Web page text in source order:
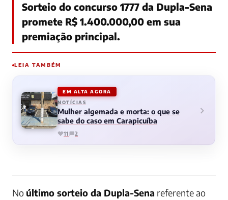
Sorteio do concurso 1777 da Dupla-Sena
promete R$ 1.400.000,00 em sua
premiação principal.
LEIA TAMBÉM
EM ALTA AGORA
NOTÍCIAS
Mulher algemada e morta: o que se
sabe do caso em Carapicuíba
11 2
No último sorteio da Dupla-Sena referente ao